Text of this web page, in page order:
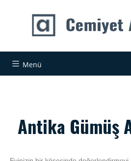
Menü
Antika Gümüş